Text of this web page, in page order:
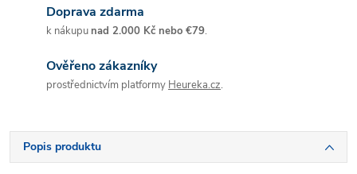
Doprava zdarma
k nákupunad 2.000 Kč nebo €79.
Ověřeno zákazníky
prostřednictvím platformy Heureka.cz.
Popis produktu